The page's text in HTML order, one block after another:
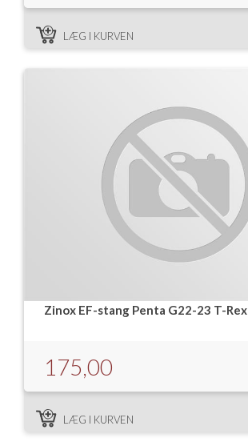
LÆG I KURVEN
Zinox EF-stang Penta G22-23 T-Rex
175,00
LÆG I KURVEN